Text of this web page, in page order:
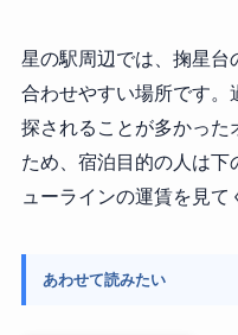
星の駅周辺では、掬星
合わせやすい場所です。
探されることが多かっ
ため、宿泊目的の人は
ューラインの運賃を見て
あわせて読みたい